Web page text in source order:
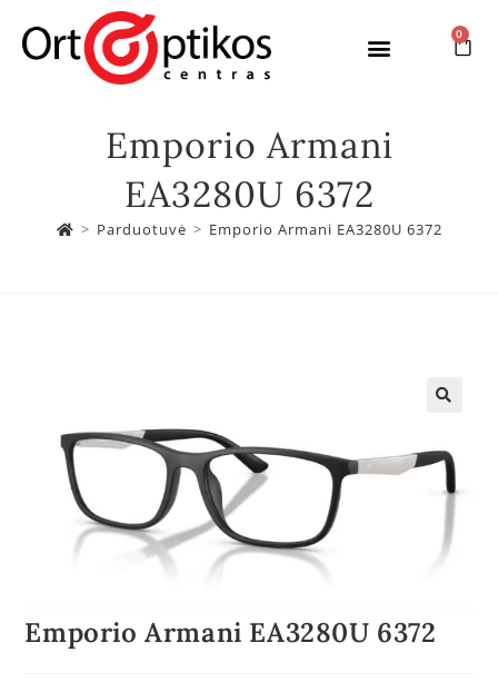
0
Emporio Armani
EA3280U 6372
> Parduotuvė > Emporio Armani EA3280U 6372
Emporio Armani EA3280U 6372